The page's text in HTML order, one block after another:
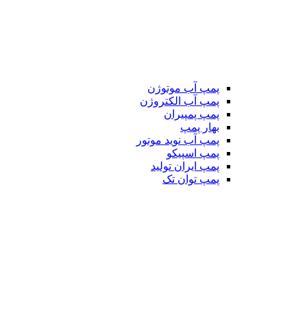
پمپ آب موتوژن
پمپ آب الکتروژن
پمپ پمپیران
بهار پمپ
پمپ آب نوید موتور
پمپ اسپیکو
پمپ ایران تولید
پمپ توان تک